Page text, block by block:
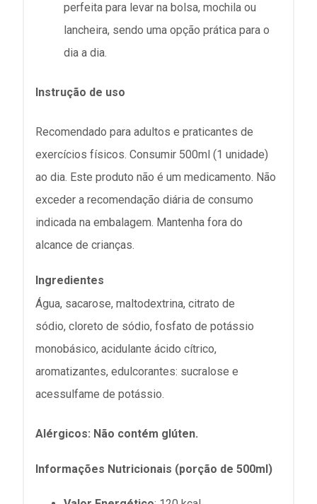
perfeita para levar na bolsa, mochila ou
lancheira, sendo uma opção prática para o
dia a dia.
Instrução de uso
Recomendado para adultos e praticantes de
exercícios físicos. Consumir 500ml (1 unidade)
ao dia. Este produto não é um medicamento. Não
exceder a recomendação diária de consumo
indicada na embalagem. Mantenha fora do
alcance de crianças.
Ingredientes
Água, sacarose, maltodextrina, citrato de
sódio, cloreto de sódio, fosfato de potássio
monobásico, acidulante ácido cítrico,
aromatizantes, edulcorantes: sucralose e
acessulfame de potássio.
Alérgicos: Não contém glúten.
Informações Nutricionais (porção de 500ml)